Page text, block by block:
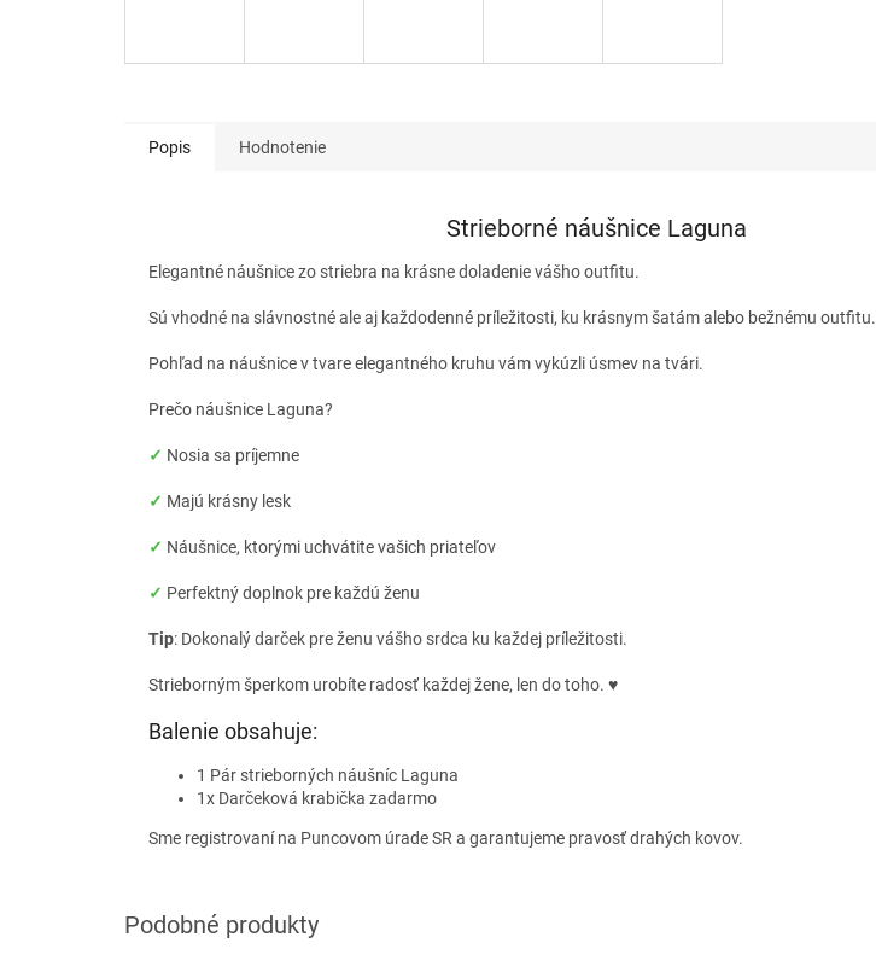
Popis Hodnotenie
Strieborné náušnice Laguna
Elegantné náušnice zo striebra na krásne doladenie vášho outfitu.
Sú vhodné na slávnostné ale aj každodenné príležitosti, ku krásnym šatám alebo bežnému outfitu.
Pohľad na náušnice v tvare elegantného kruhu vám vykúzli úsmev na tvári.
Prečo náušnice Laguna?
✓ Nosia sa príjemne
✓ Majú krásny lesk
✓ Náušnice, ktorými uchvátite vašich priateľov
✓ Perfektný doplnok pre každú ženu
Tip: Dokonalý darček pre ženu vášho srdca ku každej príležitosti.
Strieborným šperkom urobíte radosť každej žene, len do toho. ♥
Balenie obsahuje:
1 Pár strieborných náušníc Laguna
1x Darčeková krabička zadarmo
Sme registrovaní na Puncovom úrade SR a garantujeme pravosť drahých kovov.